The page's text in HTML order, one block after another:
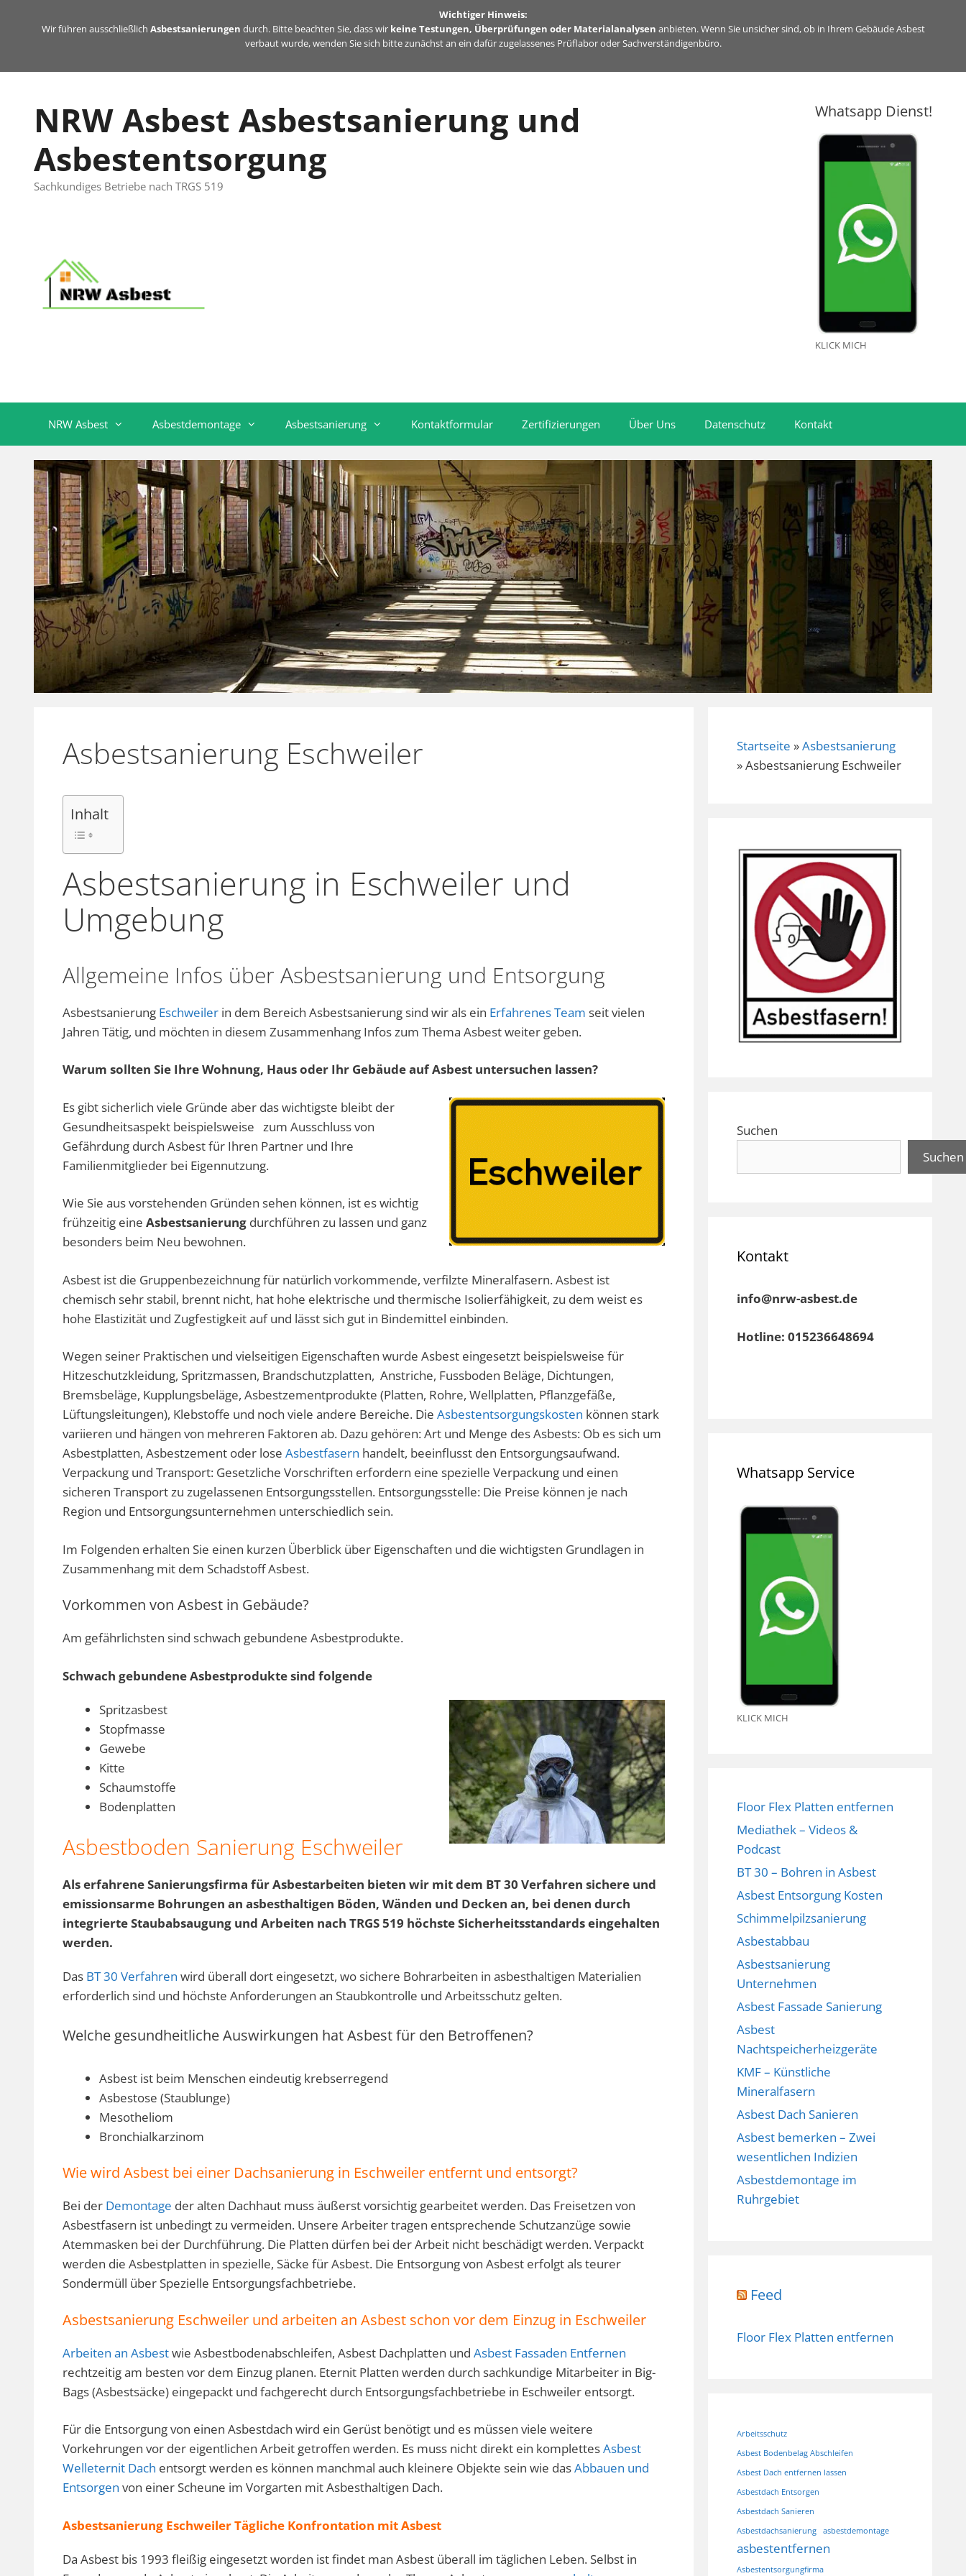
Wichtiger Hinweis:
Wir führen ausschließlich Asbestsanierungen durch. Bitte beachten Sie, dass wir keine Testungen, Überprüfungen oder Materialanalysen anbieten. Wenn Sie unsicher sind, ob in Ihrem Gebäude Asbest
verbaut wurde, wenden Sie sich bitte zunächst an ein dafür zugelassenes Prüflabor oder Sachverständigenbüro.
Whatsapp Dienst!
KLICK MICH
NRW Asbest Asbestsanierung und
Asbestentsorgung
Sachkundiges Betriebe nach TRGS 519
NRW Asbest Asbestdemontage Asbestsanierung Kontaktformular Zertifizierungen Über Uns Datenschutz Kontakt
Asbestsanierung Eschweiler
Inhalt
Asbestsanierung in Eschweiler und
Umgebung
Allgemeine Infos über Asbestsanierung und Entsorgung
Asbestsanierung Eschweiler in dem Bereich Asbestsanierung sind wir als ein Erfahrenes Team seit vielen
Jahren Tätig, und möchten in diesem Zusammenhang Infos zum Thema Asbest weiter geben.
Warum sollten Sie Ihre Wohnung, Haus oder Ihr Gebäude auf Asbest untersuchen lassen?
Es gibt sicherlich viele Gründe aber das wichtigste bleibt der
Gesundheitsaspekt beispielsweise zum Ausschluss von
Gefährdung durch Asbest für Ihren Partner und Ihre
Familienmitglieder bei Eigennutzung.
Wie Sie aus vorstehenden Gründen sehen können, ist es wichtig
frühzeitig eine Asbestsanierung durchführen zu lassen und ganz
besonders beim Neu bewohnen.
Asbest ist die Gruppenbezeichnung für natürlich vorkommende, verfilzte Mineralfasern. Asbest ist
chemisch sehr stabil, brennt nicht, hat hohe elektrische und thermische Isolierfähigkeit, zu dem weist es
hohe Elastizität und Zugfestigkeit auf und lässt sich gut in Bindemittel einbinden.
Wegen seiner Praktischen und vielseitigen Eigenschaften wurde Asbest eingesetzt beispielsweise für
Hitzeschutzkleidung, Spritzmassen, Brandschutzplatten, Anstriche, Fussboden Beläge, Dichtungen,
Bremsbeläge, Kupplungsbeläge, Asbestzementprodukte (Platten, Rohre, Wellplatten, Pflanzgefäße,
Lüftungsleitungen), Klebstoffe und noch viele andere Bereiche. Die Asbestentsorgungskosten können stark
variieren und hängen von mehreren Faktoren ab. Dazu gehören: Art und Menge des Asbests: Ob es sich um
Asbestplatten, Asbestzement oder lose Asbestfasern handelt, beeinflusst den Entsorgungsaufwand.
Verpackung und Transport: Gesetzliche Vorschriften erfordern eine spezielle Verpackung und einen
sicheren Transport zu zugelassenen Entsorgungsstellen. Entsorgungsstelle: Die Preise können je nach
Region und Entsorgungsunternehmen unterschiedlich sein.
Im Folgenden erhalten Sie einen kurzen Überblick über Eigenschaften und die wichtigsten Grundlagen in
Zusammenhang mit dem Schadstoff Asbest.
Vorkommen von Asbest in Gebäude?
Am gefährlichsten sind schwach gebundene Asbestprodukte.
Schwach gebundene Asbestprodukte sind folgende
Spritzasbest
Stopfmasse
Gewebe
Kitte
Schaumstoffe
Bodenplatten
Asbestboden Sanierung Eschweiler
Als erfahrene Sanierungsfirma für Asbestarbeiten bieten wir mit dem BT 30 Verfahren sichere und
emissionsarme Bohrungen an asbesthaltigen Böden, Wänden und Decken an, bei denen durch
integrierte Staubabsaugung und Arbeiten nach TRGS 519 höchste Sicherheitsstandards eingehalten
werden.
Das BT 30 Verfahren wird überall dort eingesetzt, wo sichere Bohrarbeiten in asbesthaltigen Materialien
erforderlich sind und höchste Anforderungen an Staubkontrolle und Arbeitsschutz gelten.
Welche gesundheitliche Auswirkungen hat Asbest für den Betroffenen?
Asbest ist beim Menschen eindeutig krebserregend
Asbestose (Staublunge)
Mesotheliom
Bronchialkarzinom
Wie wird Asbest bei einer Dachsanierung in Eschweiler entfernt und entsorgt?
Bei der Demontage der alten Dachhaut muss äußerst vorsichtig gearbeitet werden. Das Freisetzen von
Asbestfasern ist unbedingt zu vermeiden. Unsere Arbeiter tragen entsprechende Schutzanzüge sowie
Atemmasken bei der Durchführung. Die Platten dürfen bei der Arbeit nicht beschädigt werden. Verpackt
werden die Asbestplatten in spezielle, Säcke für Asbest. Die Entsorgung von Asbest erfolgt als teurer
Sondermüll über Spezielle Entsorgungsfachbetriebe.
Asbestsanierung Eschweiler und arbeiten an Asbest schon vor dem Einzug in Eschweiler
Arbeiten an Asbestwie Asbestbodenabschleifen, Asbest Dachplatten und Asbest Fassaden Entfernen
rechtzeitig am besten vor dem Einzug planen. Eternit Platten werden durch sachkundige Mitarbeiter in Big-
Bags (Asbestsäcke) eingepackt und fachgerecht durch Entsorgungsfachbetriebe in Eschweiler entsorgt.
Für die Entsorgung von einen Asbestdach wird ein Gerüst benötigt und es müssen viele weitere
Vorkehrungen vor der eigentlichen Arbeit getroffen werden. Es muss nicht direkt ein komplettesAsbest
Welleternit Dach entsorgt werden es können manchmal auch kleinere Objekte sein wie dasAbbauen und
Entsorgen von einer Scheune im Vorgarten mit Asbesthaltigen Dach.
Asbestsanierung Eschweiler Tägliche Konfrontation mit Asbest
Da Asbest bis 1993 fleißig eingesetzt worden ist findet man Asbest überall im täglichen Leben. Selbst in
Startseite »Asbestsanierung
»Asbestsanierung Eschweiler
Suchen
Suchen
Kontakt
info@nrw-asbest.de
Hotline: 015236648694
Whatsapp Service
KLICK MICH
Floor Flex Platten entfernen
Mediathek – Videos &
Podcast
BT 30 – Bohren in Asbest
Asbest Entsorgung Kosten
Schimmelpilzsanierung
Asbestabbau
Asbestsanierung
Unternehmen
Asbest Fassade Sanierung
Asbest
Nachtspeicherheizgeräte
KMF – Künstliche
Mineralfasern
Asbest Dach Sanieren
Asbest bemerken – Zwei
wesentlichen Indizien
Asbestdemontage im
Ruhrgebiet
Feed
Floor Flex Platten entfernen
Arbeitsschutz
Asbest Bodenbelag Abschleifen
Asbest Dach entfernen lassen
Asbestdach Entsorgen
Asbestdach Sanieren
Asbestdachsanierung
asbestdemontage
asbestentfernen
Asbestentsorgungfirma